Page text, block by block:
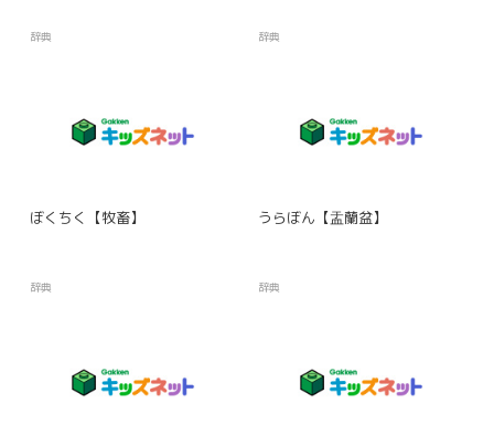
辞典 辞典
ぼくちく【牧畜】
辞典
うらぼん【盂蘭盆】
辞典